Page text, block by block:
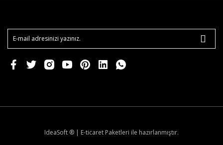
IdeaSoft ® | E-ticaret Paketleri ile hazırlanmıştır.